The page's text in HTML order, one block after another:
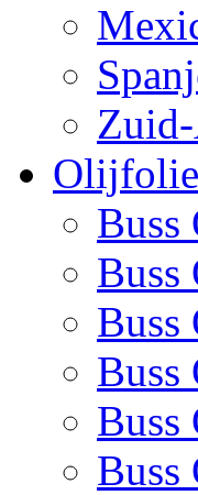
Olijfolie
Buss
Buss
Buss
Buss
Buss